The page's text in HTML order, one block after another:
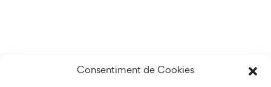
Consentiment de Cookies